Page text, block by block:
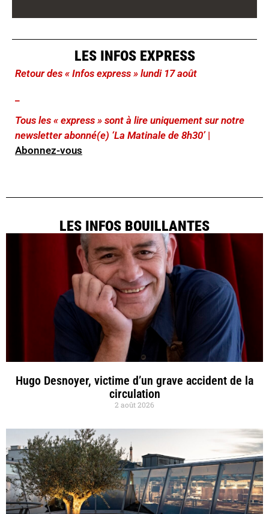
LES INFOS EXPRESS
Retour des « Infos express » lundi 17 août
Tous les « express » sont à lire uniquement sur notre
newsletter abonné(e) ‘La Matinale de 8h30’ |
Abonnez-vous
LES INFOS BOUILLANTES
Hugo Desnoyer, victime d’un grave accident de la
circulation
2 août 2026